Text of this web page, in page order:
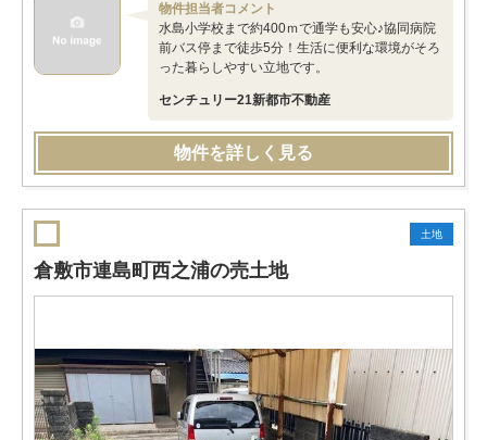
物件担当者コメント
水島小学校まで約400ｍで通学も安心♪協同病院
前バス停まで徒歩5分！生活に便利な環境がそろ
った暮らしやすい立地です。
センチュリー21新都市不動産
物件を詳しく見る
土地
倉敷市連島町西之浦の売土地